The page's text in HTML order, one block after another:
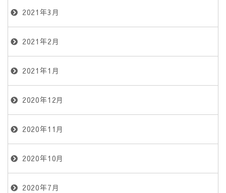
2021年3月
2021年2月
2021年1月
2020年12月
2020年11月
2020年10月
2020年7月